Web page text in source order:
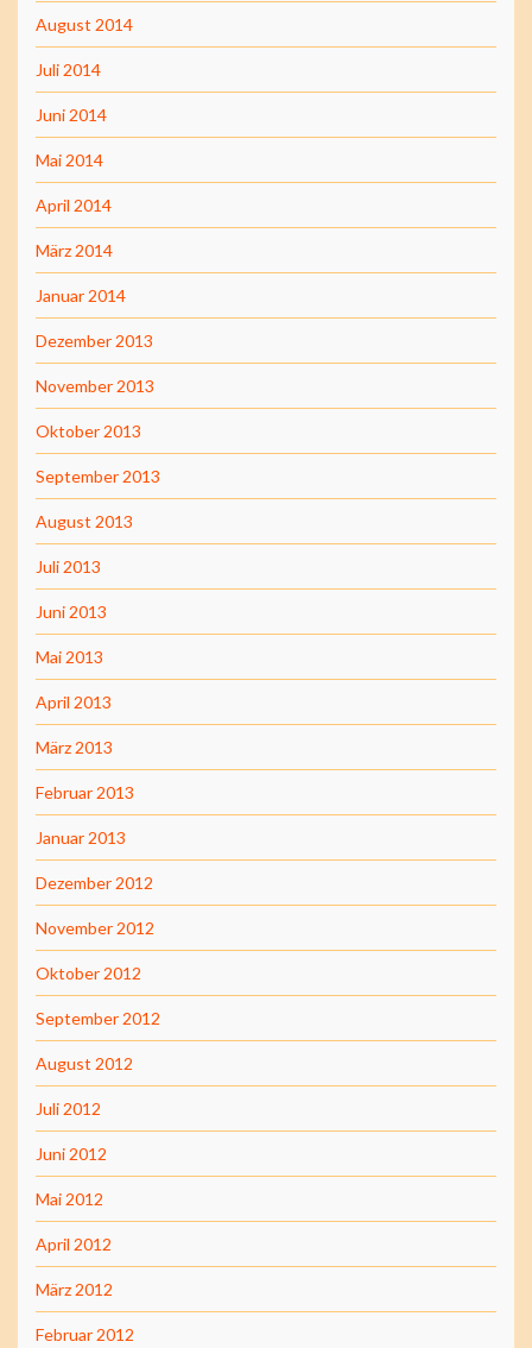
August 2014
Juli 2014
Juni 2014
Mai 2014
April 2014
März 2014
Januar 2014
Dezember 2013
November 2013
Oktober 2013
September 2013
August 2013
Juli 2013
Juni 2013
Mai 2013
April 2013
März 2013
Februar 2013
Januar 2013
Dezember 2012
November 2012
Oktober 2012
September 2012
August 2012
Juli 2012
Juni 2012
Mai 2012
April 2012
März 2012
Februar 2012